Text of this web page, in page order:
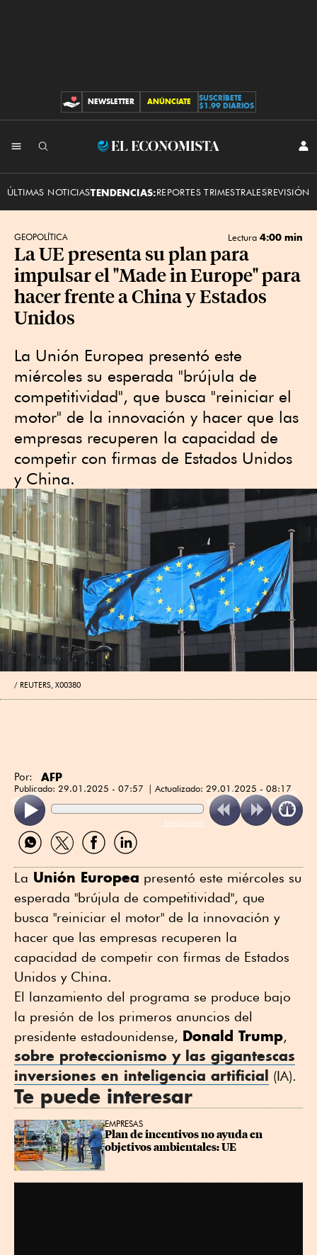
CONTRIBUCIONES
NEWSLETTER ANÚNCIATE
SUSCRÍBETE
$1.99 DIARIOS
El
ÚLTIMAS NOTICIASTENDENCIAS:REPORTES TRIMESTRALESREVISIÓN
GEOPOLÍTICA Lectura 4:00 min
La UE presenta su plan para
impulsar el "Made in Europe" para
hacer frente a China y Estados
Unidos
La Unión Europea presentó este
miércoles su esperada "brújula de
competitividad", que busca "reiniciar el
motor" de la innovación y hacer que las
empresas recuperen la capacidad de
competir con firmas de Estados Unidos
y China.
REUTERS, X00380
Por: AFP
Publicado: 29.01.2025 - 07:57 Actualizado: 29.01.2025 - 08:17
ReadSpeaker
Compartir
por
Compartir
por
Compartir
por
Compartir
por
La Unión Europea presentó este miércoles su
esperada "brújula de competitividad", que
busca "reiniciar el motor" de la innovación y
hacer que las empresas recuperen la
capacidad de competir con firmas de Estados
Unidos y China.
El lanzamiento del programa se produce bajo
la presión de los primeros anuncios del
presidente estadounidense, Donald Trump,
sobre proteccionismo y las gigantescas
inversiones en inteligencia artificial (IA).
Te puede interesar
EMPRESAS
Plan de incentivos no ayuda en
objetivos ambientales: UE